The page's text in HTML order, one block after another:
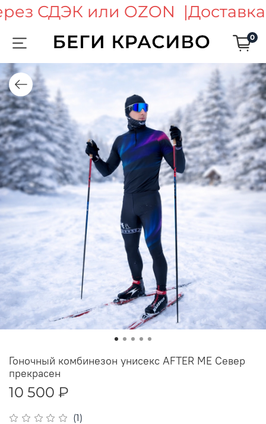
СДЭК или OZON |
0
(1)
Гоночный комбинезон унисекс AFTER ME Север
прекрасен
10 500 ₽